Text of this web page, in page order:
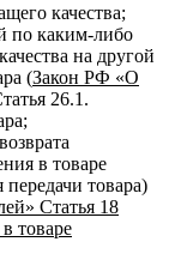
качества;
по каким-либо
на другой
(Закон РФ «О
26.1.
в товаре
передачи товара)
Статья 18
товаре